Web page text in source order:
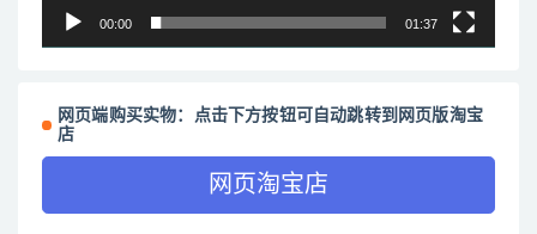
00:00 01:37
网页端购买实物：点击下方按钮可自动跳转到网页版淘宝
店
网页淘宝店